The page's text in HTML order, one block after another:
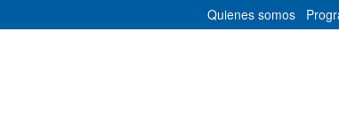
Quienes somos